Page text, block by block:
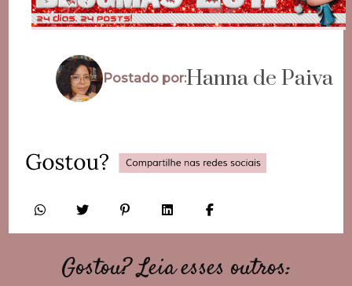
Postado por:Hanna de Paiva
Gostou? Leia esses outros: